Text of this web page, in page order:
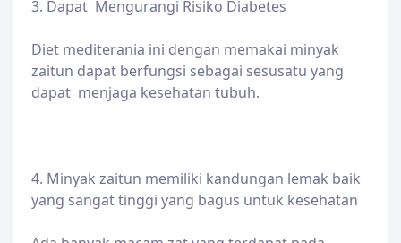
3. Dapat Mengurangi Risiko Diabetes
Diet mediterania ini dengan memakai minyak
zaitun dapat berfungsi sebagai sesusatu yang
dapat menjaga kesehatan tubuh.
4. Minyak zaitun memiliki kandungan lemak baik
yang sangat tinggi yang bagus untuk kesehatan